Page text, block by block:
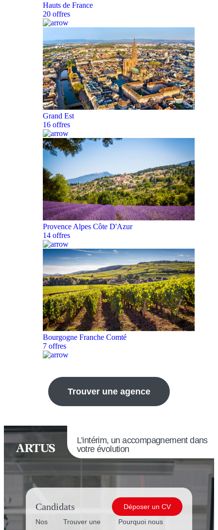
Hauts de France
20 offres
Grand Est
16 offres
Provence Alpes Côte D'Azur
14 offres
Bourgogne Franche Comté
7 offres
Trouver une agence
L’intérim, un accompagnement dans
votre évolution
Candidats
Déposer un CV
Nos
Trouver une
Pourquoi nous